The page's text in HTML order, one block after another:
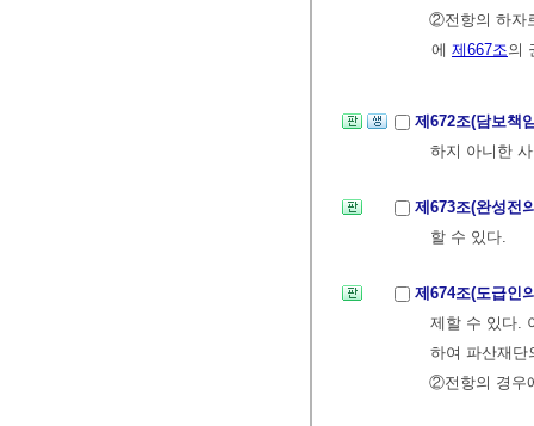
②전항의 하자
에 제667조의
제672조(담보책
하지 아니한
제673조(완성전
할 수 있다.
제674조(도급인
제할 수 있다.
하여 파산재단
②전항의 경우